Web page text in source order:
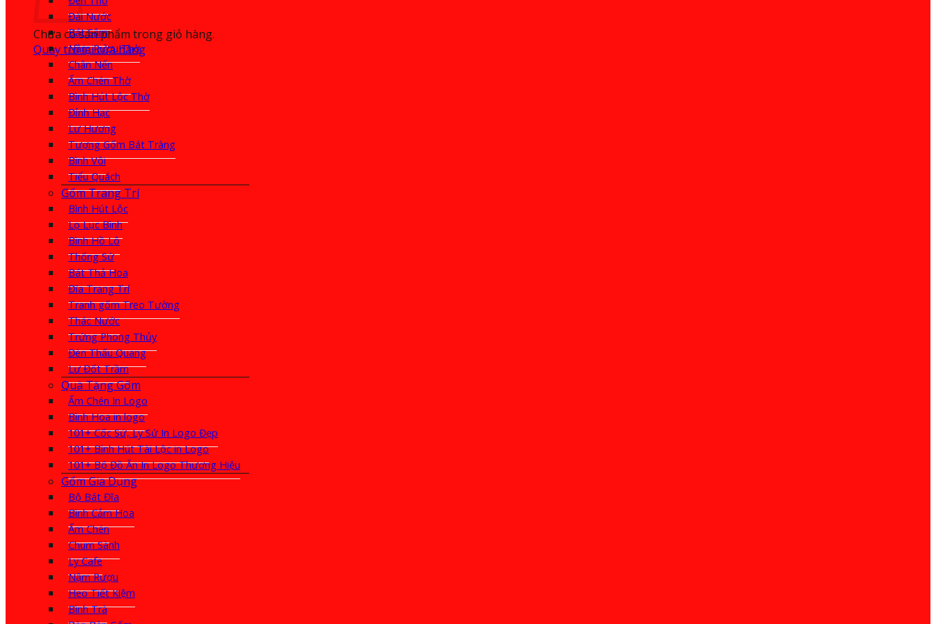
Chưa có sản phẩm trong giỏ hàng.
Quay trở lại cửa hàng
Đài Nước
Bát Sâm
Nậm Rượu Thờ
Chân Nến
Ấm Chén Thờ
Bình Hút Lộc Thờ
Đỉnh Hạc
Lư Hương
Tượng Gốm Bát Tràng
Bình Vôi
Tiểu Quách
Gốm Trang Trí
Bình Hút Lộc
Lọ Lục Bình
Bình Hồ Lô
Thống Sứ
Bát Thả Hoa
Đĩa Trang Trí
Tranh gốm Treo Tường
Thác Nước
Trứng Phong Thủy
Đèn Thấu Quang
Lư Đốt Trầm
Quà Tặng Gốm
Ấm Chén In Logo
Bình Hoa in logo
101+ Cốc Sứ, Ly Sứ In Logo Đẹp
101+ Bình Hút Tài Lộc in Logo
101+ Bộ Đồ Ăn In Logo Thương Hiệu
Gốm Gia Dụng
Bộ Bát Đĩa
Bình Cắm Hoa
Ấm Chén
Chum Sành
Ly Cafe
Nậm Rượu
Heo Tiết Kiệm
Bình Trà